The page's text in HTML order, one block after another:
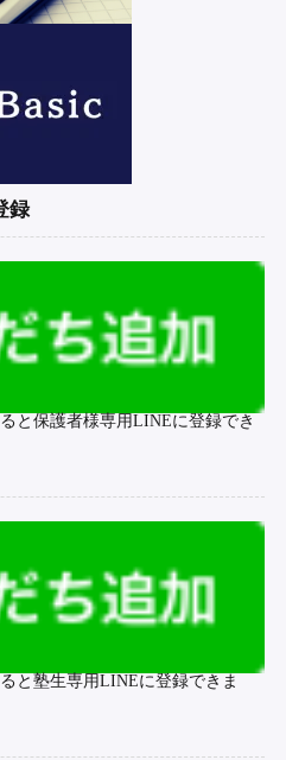
録
と保護者様専用LINEに登録でき
と塾生専用LINEに登録できま